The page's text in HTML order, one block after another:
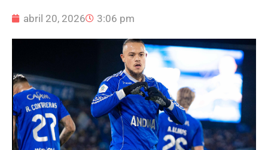
abril 20, 2026 3:06 pm